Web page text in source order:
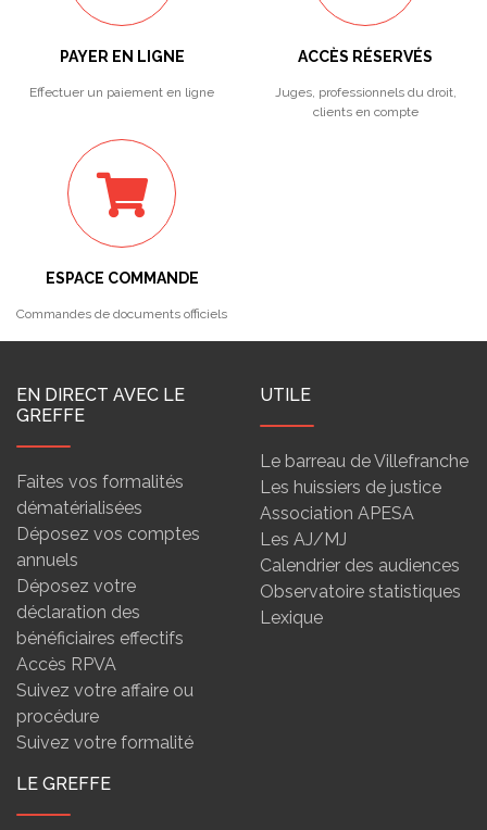
PAYER EN LIGNE
Effectuer un paiement en ligne
ACCÈS RÉSERVÉS
Juges, professionnels du droit,
clients en compte
ESPACE COMMANDE
Commandes de documents officiels
EN DIRECT AVEC LE
GREFFE
Faites vos formalités
dématérialisées
Déposez vos comptes
annuels
Déposez votre
déclaration des
bénéficiaires effectifs
Accès RPVA
Suivez votre affaire ou
procédure
Suivez votre formalité
UTILE
Le barreau de Villefranche
Les huissiers de justice
Association APESA
Les AJ/MJ
Calendrier des audiences
Observatoire statistiques
Lexique
LE GREFFE